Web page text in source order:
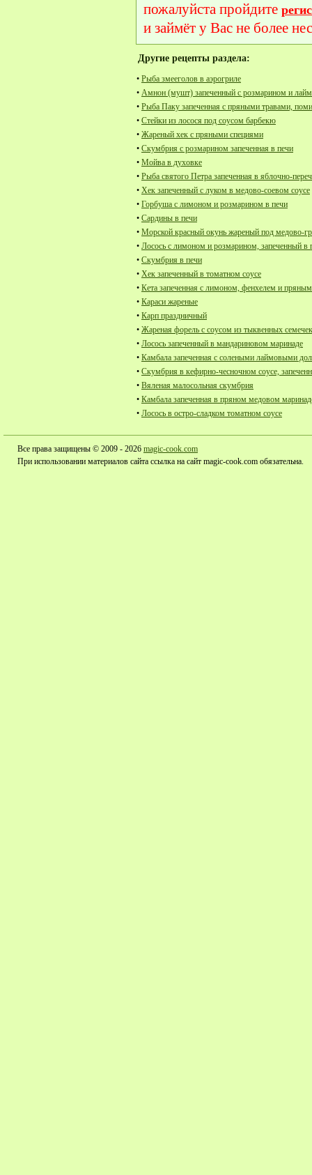
пожалуйста пройдите
и займёт у Вас не более
Другие рецепты раздела:
• Рыба змееголов в аэрогриле
• Амнон (мушт) запеченный с розмарином и
• Рыба Паку запеченная с пряными травами,
• Стейки из лосося под соусом барбекю
• Жареный хек с пряными специями
• Скумбрия с розмарином запеченная в печи
• Мойва в духовке
• Рыба святого Петра запеченная в яблочно-
• Хек запеченный с луком в медово-соевом соусе
• Горбуша с лимоном и розмарином в печи
• Сардины в печи
• Морской красный окунь жареный под медово-
• Лосось с лимоном и розмарином, запеченный в
• Скумбрия в печи
• Хек запеченный в томатном соусе
• Кета запеченная с лимоном, фенхелем и
• Караси жареные
• Карп праздничный
• Жареная форель с соусом из тыквенных
• Лосось запеченный в мандариновом маринаде
• Камбала запеченная с солеными лаймовыми
• Скумбрия в кефирно-чесночном соусе,
• Вяленая малосольная скумбрия
• Камбала запеченная в пряном медовом
• Лосось в остро-сладком томатном соусе
Все права защищены © 2009 - 2026 magic-cook.com
При использовании материалов сайта ссылка на сайт magic-cook.com обязательна.